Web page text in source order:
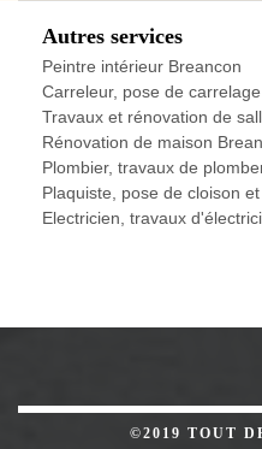
Autres services
Peintre intérieur Breancon
Carreleur, pose de
Travaux et rénovation de
Rénovation de maison
Plombier, travaux de
Plaquiste, pose de cloison
Electricien, travaux
©2019 TOUT